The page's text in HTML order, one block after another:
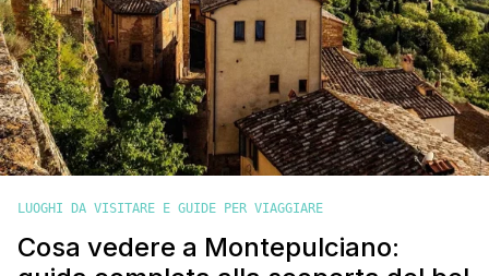
LUOGHI DA VISITARE E GUIDE PER VIAGGIARE
Cosa vedere a Montepulciano: